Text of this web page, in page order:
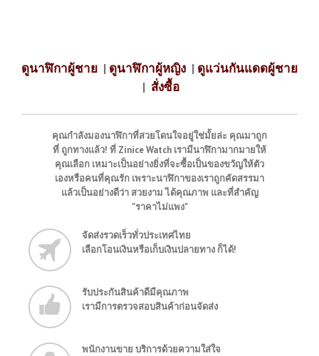
ดูนาฬิกาผู้ชาย | ดูนาฬิกาผู้หญิง | ดูแว่นกันแดดผู้ชาย
| สั่งซื้อ
คุณกำลังมองนาฬิกาที่สวยโดนใจอยู่ใช่มั้ยล่ะ คุณมาถูก
ที่ ถูกทางแล้ว! ที่ Zinice Watch เรามีนาฬิกามากมายให้
คุณเลือก เหมาะเป็นอย่างยิ่งที่จะซื้อเป็นของขวัญให้ตัว
เองหรือคนที่คุณรัก เพราะนาฬิกาของเราถูกคัดสรรมา
แล้วเป็นอย่างดีว่า สวยงาม ได้คุณภาพ และที่สำคัญ
"ราคาไม่แพง"
จัดส่งรวดเร็วทั่วประเทศไทย
เลือกโอนเงินหรือเก็บเงินปลายทาง ก็ได้!
รับประกันสินค้าดีมีคุณภาพ
เรามีการตรวจสอบสินค้าก่อนจัดส่ง
พนักงานขาย บริการด้วยความใส่ใจ